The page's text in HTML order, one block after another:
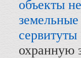
объекты
сервитуты
охранную